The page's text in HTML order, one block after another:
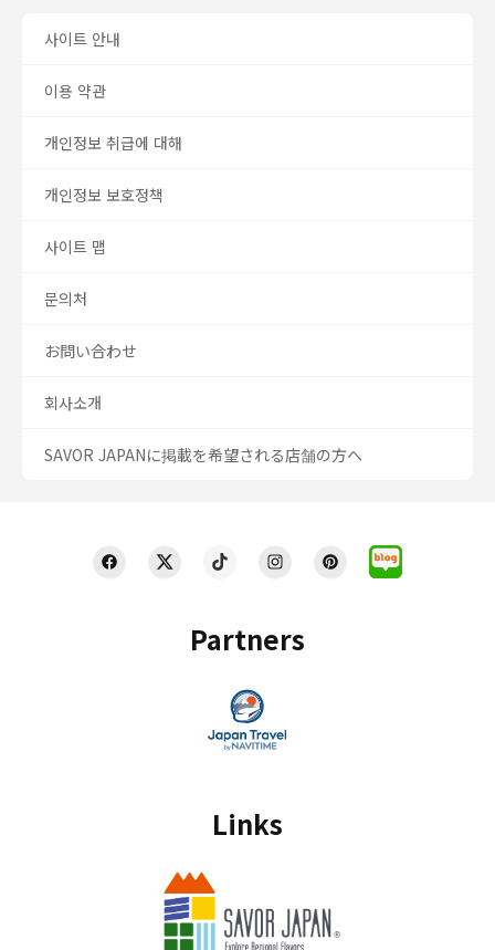
Partners
Links
사이트 안내
이용 약관
개인정보 취급에 대해
개인정보 보호정책
사이트 맵
문의처
お問い合わせ
회사소개
SAVOR JAPANに掲載を希望される店舗の方へ